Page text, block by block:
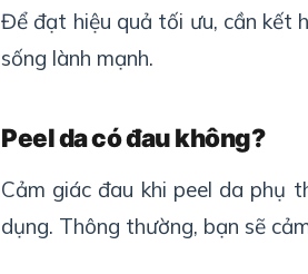
Để đạt hiệu quả tối ưu, cần kết
sống lành mạnh.
Peel da có đau không?
Cảm giác đau khi peel da phụ
dụng. Thông thường, bạn sẽ